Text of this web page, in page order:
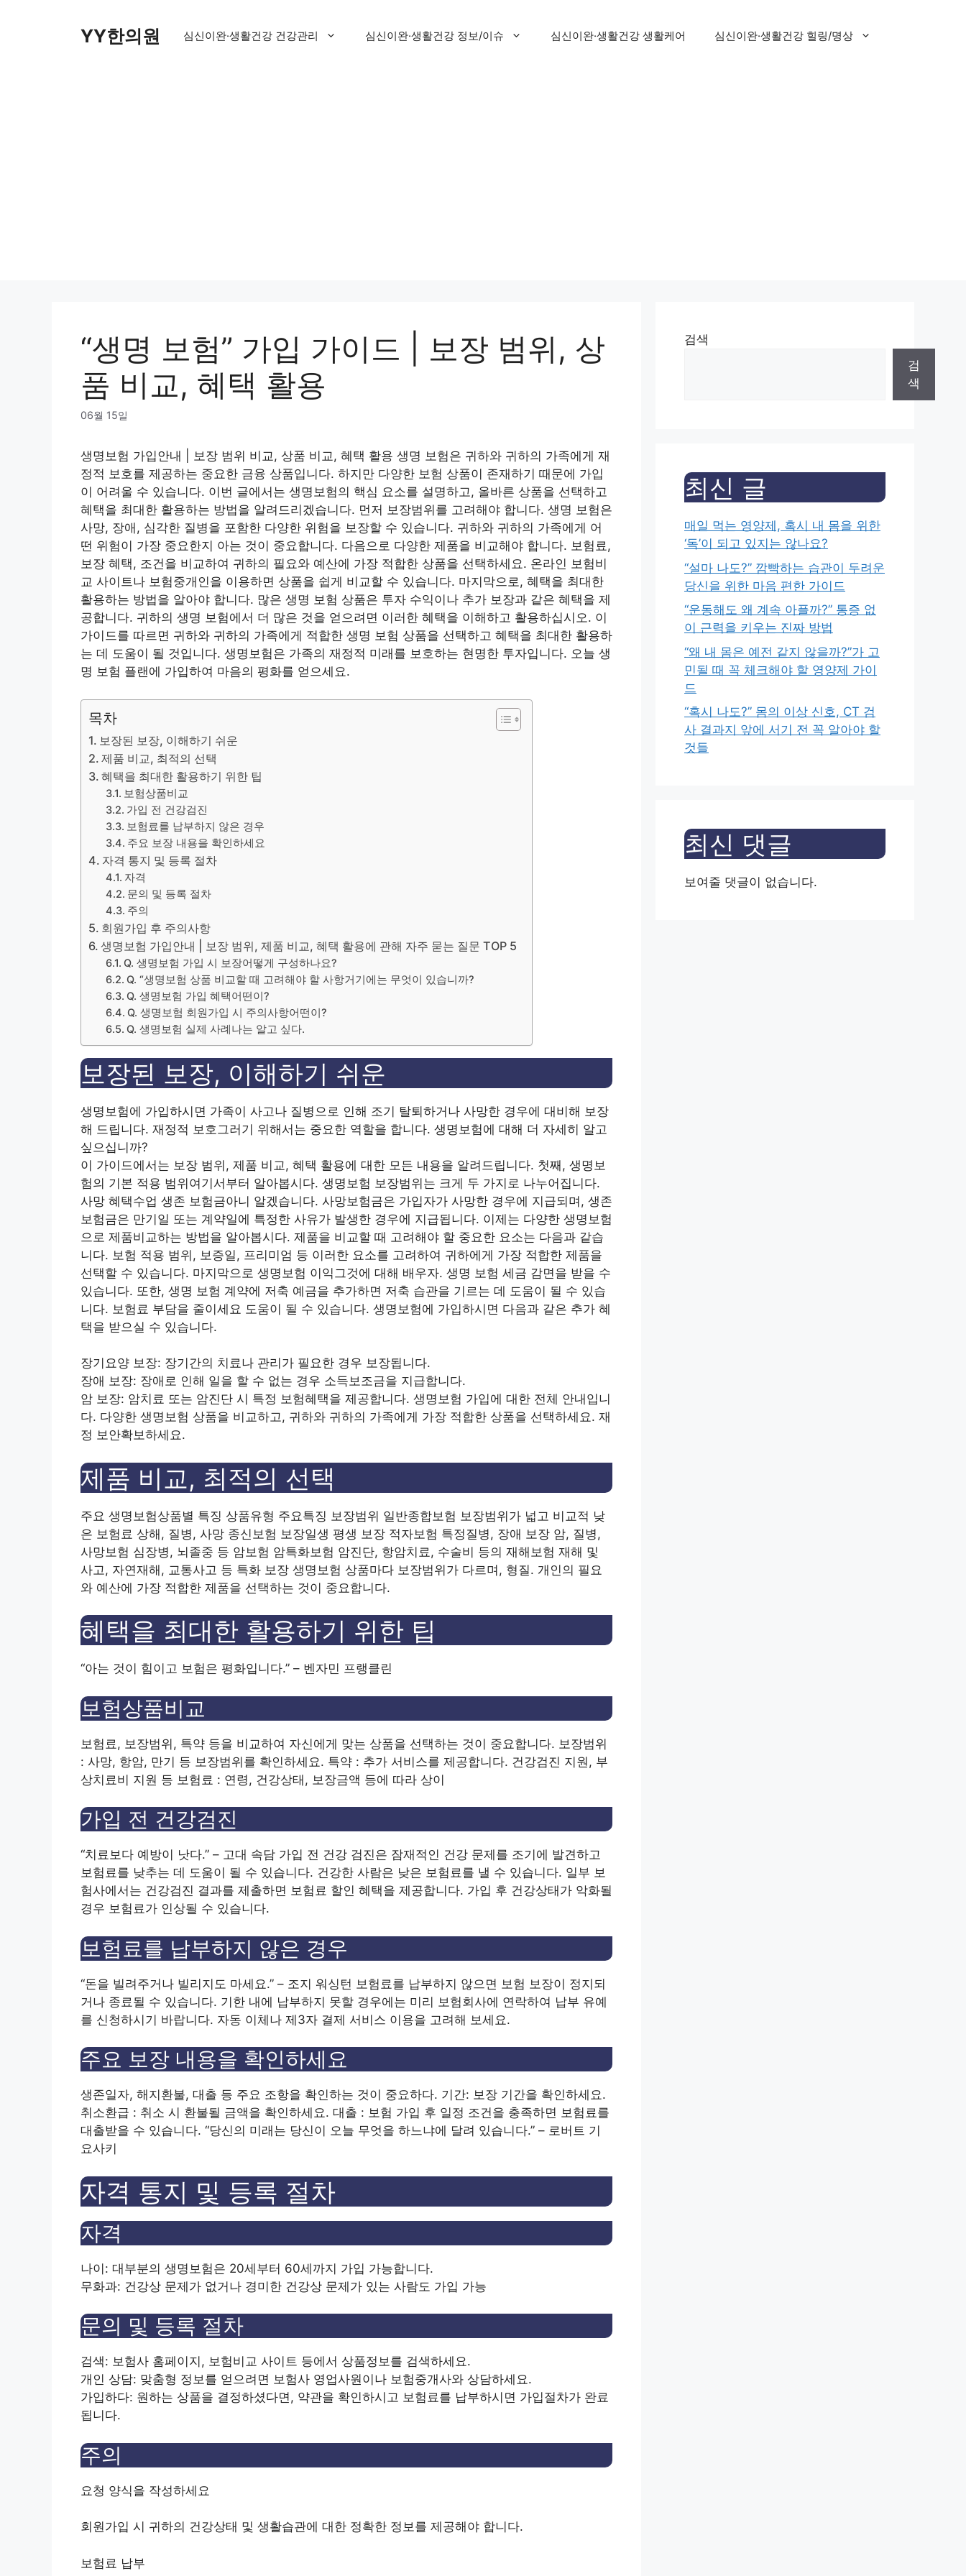
YY한의원 심신이완·생활건강 건강관리 심신이완·생활건강 정보/이슈 심신이완·생활건강 생활케어 심신이완·생활건강 힐링/명상
“생명 보험” 가입 가이드 | 보장 범위, 상
품 비교, 혜택 활용
06월 15일
생명보험 가입안내 | 보장 범위 비교, 상품 비교, 혜택 활용 생명 보험은 귀하와 귀하의 가족에게 재
정적 보호를 제공하는 중요한 금융 상품입니다. 하지만 다양한 보험 상품이 존재하기 때문에 가입
이 어려울 수 있습니다. 이번 글에서는 생명보험의 핵심 요소를 설명하고, 올바른 상품을 선택하고
혜택을 최대한 활용하는 방법을 알려드리겠습니다. 먼저 보장범위를 고려해야 합니다. 생명 보험은
사망, 장애, 심각한 질병을 포함한 다양한 위험을 보장할 수 있습니다. 귀하와 귀하의 가족에게 어
떤 위험이 가장 중요한지 아는 것이 중요합니다. 다음으로 다양한 제품을 비교해야 합니다. 보험료,
보장 혜택, 조건을 비교하여 귀하의 필요와 예산에 가장 적합한 상품을 선택하세요. 온라인 보험비
교 사이트나 보험중개인을 이용하면 상품을 쉽게 비교할 수 있습니다. 마지막으로, 혜택을 최대한
활용하는 방법을 알아야 합니다. 많은 생명 보험 상품은 투자 수익이나 추가 보장과 같은 혜택을 제
공합니다. 귀하의 생명 보험에서 더 많은 것을 얻으려면 이러한 혜택을 이해하고 활용하십시오. 이
가이드를 따르면 귀하와 귀하의 가족에게 적합한 생명 보험 상품을 선택하고 혜택을 최대한 활용하
는 데 도움이 될 것입니다. 생명보험은 가족의 재정적 미래를 보호하는 현명한 투자입니다. 오늘 생
명 보험 플랜에 가입하여 마음의 평화를 얻으세요.
목차
보장된 보장, 이해하기 쉬운
제품 비교, 최적의 선택
혜택을 최대한 활용하기 위한 팁
보험상품비교
가입 전 건강검진
보험료를 납부하지 않은 경우
주요 보장 내용을 확인하세요
자격 통지 및 등록 절차
자격
문의 및 등록 절차
주의
회원가입 후 주의사항
생명보험 가입안내 | 보장 범위, 제품 비교, 혜택 활용에 관해 자주 묻는 질문 TOP 5
Q. 생명보험 가입 시 보장어떻게 구성하나요?
Q. “생명보험 상품 비교할 때 고려해야 할 사항거기에는 무엇이 있습니까?
Q. 생명보험 가입 혜택어떤이?
Q. 생명보험 회원가입 시 주의사항어떤이?
Q. 생명보험 실제 사례나는 알고 싶다.
보장된 보장, 이해하기 쉬운
생명보험에 가입하시면 가족이 사고나 질병으로 인해 조기 탈퇴하거나 사망한 경우에 대비해 보장
해 드립니다. 재정적 보호 그러기 위해서는 중요한 역할을 합니다. 생명보험에 대해 더 자세히 알고
싶으십니까?
이 가이드에서는 보장 범위, 제품 비교, 혜택 활용에 대한 모든 내용을 알려드립니다. 첫째, 생명보
험의 기본 적용 범위여기서부터 알아봅시다. 생명보험 보장범위는 크게 두 가지로 나누어집니다.
사망 혜택수업 생존 보험금아니 알겠습니다. 사망보험금은 가입자가 사망한 경우에 지급되며, 생존
보험금은 만기일 또는 계약일에 특정한 사유가 발생한 경우에 지급됩니다. 이제는 다양한 생명보험
으로 제품비교하는 방법을 알아봅시다. 제품을 비교할 때 고려해야 할 중요한 요소는 다음과 같습
니다. 보험 적용 범위, 보증일, 프리미엄 등 이러한 요소를 고려하여 귀하에게 가장 적합한 제품을
선택할 수 있습니다. 마지막으로 생명보험 이익 그것에 대해 배우자. 생명 보험 세금 감면을 받을 수
있습니다. 또한, 생명 보험 계약에 저축 예금을 추가하면 저축 습관을 기르는 데 도움이 될 수 있습
니다. 보험료 부담을 줄이세요 도움이 될 수 있습니다. 생명보험에 가입하시면 다음과 같은 추가 혜
택을 받으실 수 있습니다.
장기요양 보장: 장기간의 치료나 관리가 필요한 경우 보장됩니다.
장애 보장: 장애로 인해 일을 할 수 없는 경우 소득보조금을 지급합니다.
암 보장: 암치료 또는 암진단 시 특정 보험혜택을 제공합니다. 생명보험 가입에 대한 전체 안내입니
다. 다양한 생명보험 상품을 비교하고, 귀하와 귀하의 가족에게 가장 적합한 상품을 선택하세요. 재
정 보안확보하세요.
제품 비교, 최적의 선택
주요 생명보험상품별 특징 상품유형 주요특징 보장범위 일반종합보험 보장범위가 넓고 비교적 낮
은 보험료 상해, 질병, 사망 종신보험 보장일생 평생 보장 적자보험 특정질병, 장애 보장 암, 질병,
사망보험 심장병, 뇌졸중 등 암보험 암특화보험 암진단, 항암치료, 수술비 등의 재해보험 재해 및
사고, 자연재해, 교통사고 등 특화 보장 생명보험 상품마다 보장범위가 다르며, 형질. 개인의 필요
와 예산에 가장 적합한 제품을 선택하는 것이 중요합니다.
혜택을 최대한 활용하기 위한 팁
“아는 것이 힘이고 보험은 평화입니다.” – 벤자민 프랭클린
보험상품비교
보험료, 보장범위, 특약 등을 비교하여 자신에게 맞는 상품을 선택하는 것이 중요합니다. 보장범위
: 사망, 항암, 만기 등 보장범위를 확인하세요. 특약 : 추가 서비스를 제공합니다. 건강검진 지원, 부
상치료비 지원 등 보험료 : 연령, 건강상태, 보장금액 등에 따라 상이
가입 전 건강검진
“치료보다 예방이 낫다.” – 고대 속담 가입 전 건강 검진은 잠재적인 건강 문제를 조기에 발견하고
보험료를 낮추는 데 도움이 될 수 있습니다. 건강한 사람은 낮은 보험료를 낼 수 있습니다. 일부 보
험사에서는 건강검진 결과를 제출하면 보험료 할인 혜택을 제공합니다. 가입 후 건강상태가 악화될
경우 보험료가 인상될 수 있습니다.
보험료를 납부하지 않은 경우
“돈을 빌려주거나 빌리지도 마세요.” – 조지 워싱턴 보험료를 납부하지 않으면 보험 보장이 정지되
거나 종료될 수 있습니다. 기한 내에 납부하지 못할 경우에는 미리 보험회사에 연락하여 납부 유예
를 신청하시기 바랍니다. 자동 이체나 제3자 결제 서비스 이용을 고려해 보세요.
주요 보장 내용을 확인하세요
생존일자, 해지환불, 대출 등 주요 조항을 확인하는 것이 중요하다. 기간: 보장 기간을 확인하세요.
취소환급 : 취소 시 환불될 금액을 확인하세요. 대출 : 보험 가입 후 일정 조건을 충족하면 보험료를
대출받을 수 있습니다. “당신의 미래는 당신이 오늘 무엇을 하느냐에 달려 있습니다.” – 로버트 기
요사키
자격 통지 및 등록 절차
자격
나이: 대부분의 생명보험은 20세부터 60세까지 가입 가능합니다.
무화과: 건강상 문제가 없거나 경미한 건강상 문제가 있는 사람도 가입 가능
문의 및 등록 절차
검색: 보험사 홈페이지, 보험비교 사이트 등에서 상품정보를 검색하세요.
개인 상담: 맞춤형 정보를 얻으려면 보험사 영업사원이나 보험중개사와 상담하세요.
가입하다: 원하는 상품을 결정하셨다면, 약관을 확인하시고 보험료를 납부하시면 가입절차가 완료
됩니다.
주의
요청 양식을 작성하세요
회원가입 시 귀하의 건강상태 및 생활습관에 대한 정확한 정보를 제공해야 합니다.
보험료 납부
검색
검
색
최신 글
매일 먹는 영양제, 혹시 내 몸을 위한
‘독’이 되고 있지는 않나요?
“설마 나도?” 깜빡하는 습관이 두려운
당신을 위한 마음 편한 가이드
“운동해도 왜 계속 아플까?” 통증 없
이 근력을 키우는 진짜 방법
“왜 내 몸은 예전 같지 않을까?”가 고
민될 때 꼭 체크해야 할 영양제 가이
드
“혹시 나도?” 몸의 이상 신호, CT 검
사 결과지 앞에 서기 전 꼭 알아야 할
것들
최신 댓글
보여줄 댓글이 없습니다.